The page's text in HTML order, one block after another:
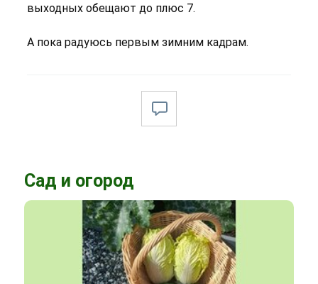
выходных обещают до плюс 7.
А пока радуюсь первым зимним кадрам.
Сад и огород